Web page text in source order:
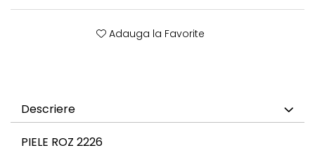
Adauga la Favorite
Descriere
PIELE ROZ 2226